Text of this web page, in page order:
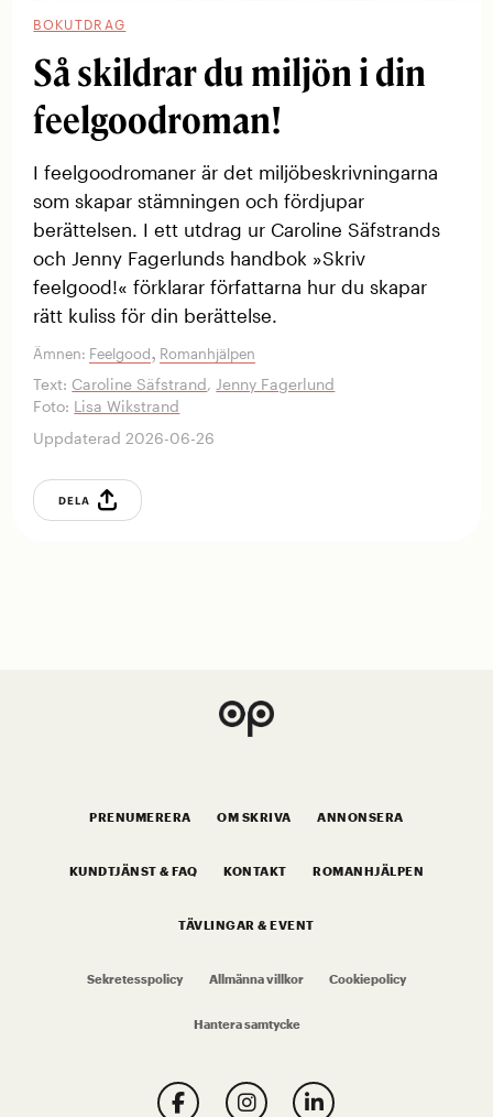
BOKUTDRAG
Så skildrar du miljön i din
feelgoodroman!
I feelgoodromaner är det miljöbeskrivningarna
som skapar stämningen och fördjupar
berättelsen. I ett utdrag ur Caroline Säfstrands
och Jenny Fagerlunds handbok »Skriv
feelgood!« förklarar författarna hur du skapar
rätt kuliss för din berättelse.
Ämnen: Feelgood, Romanhjälpen
Text: Caroline Säfstrand, Jenny Fagerlund
Foto: Lisa Wikstrand
Uppdaterad 2026-06-26
DELA
PRENUMERERA OM SKRIVA ANNONSERA
KUNDTJÄNST & FAQ KONTAKT ROMANHJÄLPEN
TÄVLINGAR & EVENT
Sekretesspolicy Allmänna villkor Cookiepolicy
Hantera samtycke